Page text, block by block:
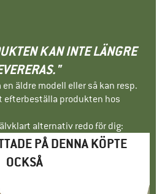
KAN INTE LÄNGRE
äldre modell eller så kan resp.
efterbeställa produkten hos
alternativ redo för dig:
PÅ DENNA KÖPTE
OCKSÅ